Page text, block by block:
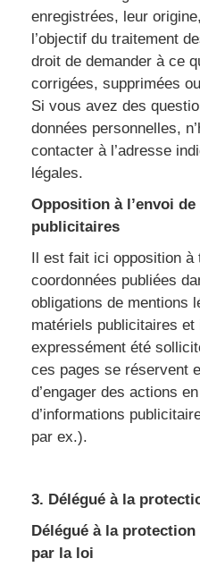
enregistrées, leur
l’objectif du traitement
droit de demander à ce
corrigées, supprimées
Si vous avez des
données personnelles,
contacter à l’adresse
légales.
Opposition à l’envoi
publicitaires
Il est fait ici opposition à
coordonnées publiées
obligations de mentions
matériels publicitaires et
expressément été
ces pages se réservent
d’engager des actions
d’informations
par ex.).
3. Délégué à la
Délégué à la
par la loi